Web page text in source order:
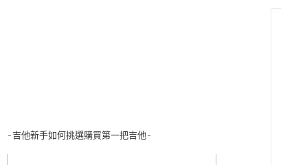
-吉他新手如何挑選購買第一把吉他-